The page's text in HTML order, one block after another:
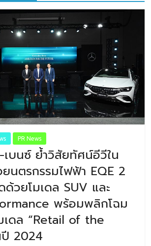
PR News
-เบนซ์ ย้ำวิสัยทัศน์อีวีใน
นตรกรรมไฟฟ้า EQE 2
วยโมเดล SUV และ
พร้อมพลิกโฉม
เดล “Retail of the
ปี 2024